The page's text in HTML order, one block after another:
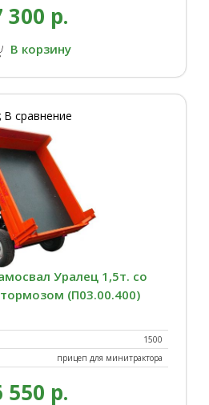
300 р.
В корзину
В сравнение
Уралец 1,5т. со
(П03.00.400)
1500
прицеп для минитрактора
550 р.